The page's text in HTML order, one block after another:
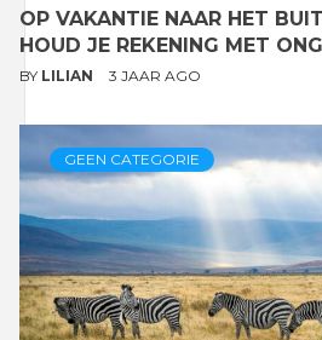
OP VAKANTIE NAAR HET
HOUD JE REKENING MET
BY LILIAN 3 JAAR AGO
GEEN CATEGORIE